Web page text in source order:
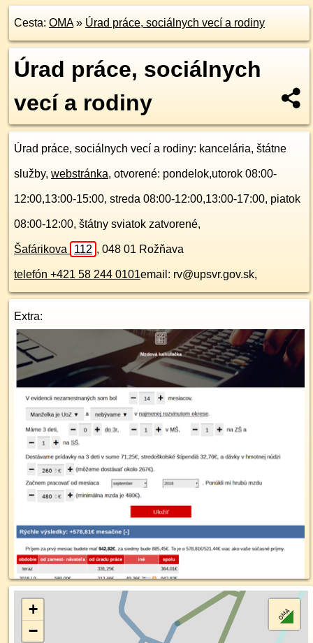
Cesta: OMA» Úrad práce, sociálnych vecí a rodiny
Úrad práce, sociálnych
vecí a rodiny
Úrad práce, sociálnych vecí a rodiny: kancelária, štátne
služby, webstránka, otvorené: pondelok,utorok 08:00-
12:00,13:00-15:00, streda 08:00-12:00,13:00-17:00, piatok
08:00-12:00, štátny sviatok zatvorené,
Šafárikova 112 , 048 01 Rožňava
telefón +421 58 244 0101email: rv@upsvr.gov.sk,
Extra:
+
−